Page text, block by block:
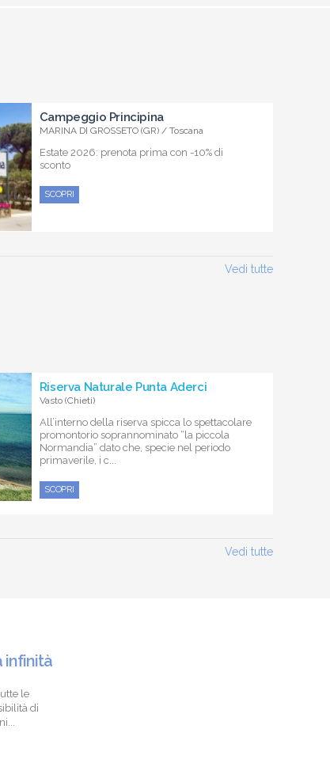
Campeggio Principina
MARINA DI GROSSETO (GR) / Toscana
Estate 2026: prenota prima con -10% di
sconto
SCOPRI
Vedi tutte
Riserva Naturale Punta Aderci
Vasto (Chieti)
All’interno della riserva spicca lo spettacolare
promontorio soprannominato “la piccola
Normandia” dato che, specie nel periodo
primaverile, i c...
SCOPRI
Vedi tutte
infinità
le
di